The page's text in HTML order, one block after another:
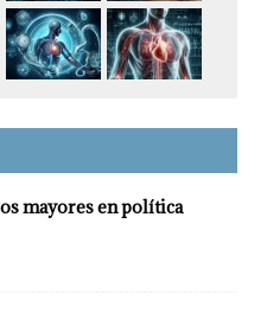
mayores en política